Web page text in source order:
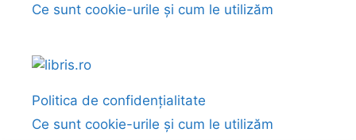
Ce sunt cookie-urile și cum le utilizăm
Politica de confidențialitate
Ce sunt cookie-urile și cum le utilizăm